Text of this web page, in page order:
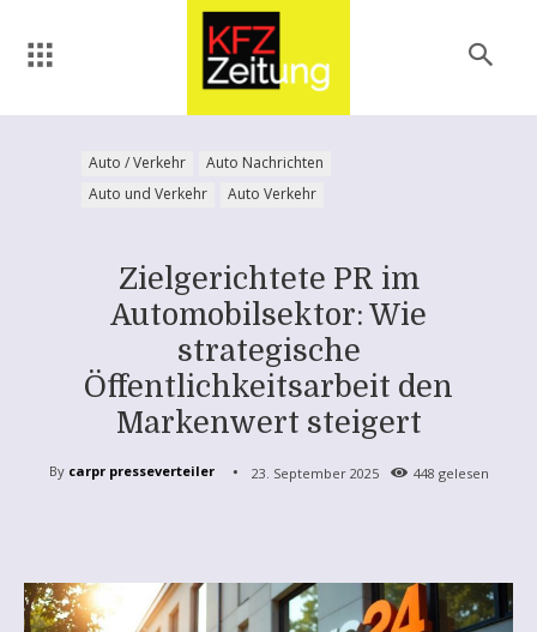
Auto / Verkehr
Auto Nachrichten
Auto und Verkehr
Auto Verkehr
Zielgerichtete PR im
Automobilsektor: Wie
strategische
Öffentlichkeitsarbeit den
Markenwert steigert
By carpr presseverteiler 23. September 2025 448 gelesen